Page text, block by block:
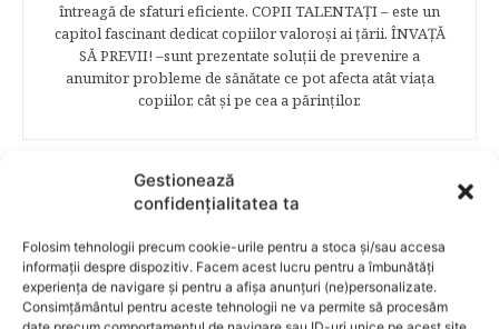
Gestionează
confidențialitatea ta
Folosim tehnologii precum cookie-urile pentru a stoca și/sau accesa
informații despre dispozitiv. Facem acest lucru pentru a îmbunătăți
experiența de navigare și pentru a afișa anunțuri (ne)personalizate.
Consimțământul pentru aceste tehnologii ne va permite să procesăm
întreagă de sfaturi eficiente. COPII TALENTAŢI – este un
capitol fascinant dedicat copiilor valoroși ai țării. ÎNVAŢĂ
SĂ PREVII! –sunt prezentate soluţii de prevenire a
anumitor probleme de sănătate ce pot afecta atât viaţa
copiilor, cât şi pe cea a părinţilor.
RELATED POSTS